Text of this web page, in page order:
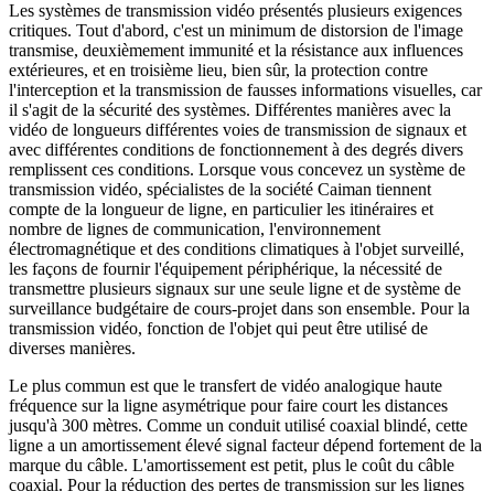
Les systèmes de transmission vidéo présentés plusieurs exigences
critiques. Tout d'abord, c'est un minimum de distorsion de l'image
transmise, deuxièmement immunité et la résistance aux influences
extérieures, et en troisième lieu, bien sûr, la protection contre
l'interception et la transmission de fausses informations visuelles, car
il s'agit de la sécurité des systèmes. Différentes manières avec la
vidéo de longueurs différentes voies de transmission de signaux et
avec différentes conditions de fonctionnement à des degrés divers
remplissent ces conditions. Lorsque vous concevez un système de
transmission vidéo, spécialistes de la société Caiman tiennent
compte de la longueur de ligne, en particulier les itinéraires et
nombre de lignes de communication, l'environnement
électromagnétique et des conditions climatiques à l'objet surveillé,
les façons de fournir l'équipement périphérique, la nécessité de
transmettre plusieurs signaux sur une seule ligne et de système de
surveillance budgétaire de cours-projet dans son ensemble. Pour la
transmission vidéo, fonction de l'objet qui peut être utilisé de
diverses manières.
Le plus commun est que le transfert de vidéo analogique haute
fréquence sur la ligne asymétrique pour faire court les distances
jusqu'à 300 mètres. Comme un conduit utilisé coaxial blindé, cette
ligne a un amortissement élevé signal facteur dépend fortement de la
marque du câble. L'amortissement est petit, plus le coût du câble
coaxial. Pour la réduction des pertes de transmission sur les lignes